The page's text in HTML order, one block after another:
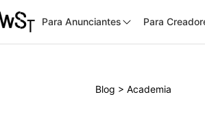
Para Anunciantes Para
Blog > Academia